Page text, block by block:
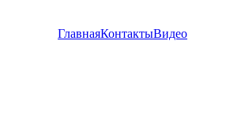
ГлавнаяКонтактыВидео